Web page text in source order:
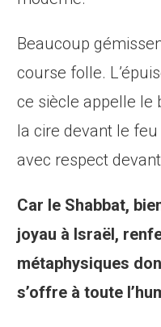
Beaucoup
course folle.
ce siècle appelle le
la cire devant le
avec respect
Car le Shabbat,
joyau à Israël,
métaphysiques
s’offre à toute